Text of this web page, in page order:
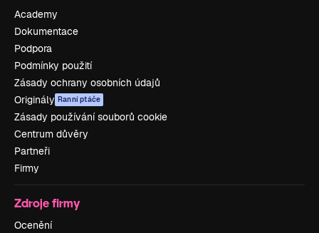
Academy
Dokumentace
Podpora
Podmínky použití
Zásady ochrany osobních údajů
Originály Ranní ptáče
Zásady používání souborů cookie
Centrum důvěry
Partneři
Firmy
Zdroje firmy
Ocenění